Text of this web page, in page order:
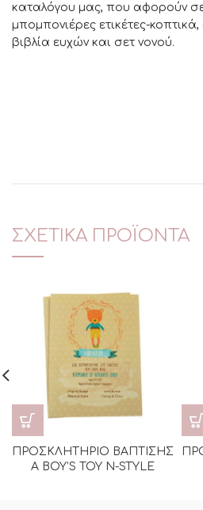
καταλόγου μας, που αφορούν
μπομπονιέρες ετικέτες-
βιβλία ευχών και σετ νονού.
ΣΧΕΤΙΚΆ ΠΡΟΪΌΝΤΑ
ΠΡΟΣΚΛΗΤΗΡΙΟ ΒΑΠΤΙΣΗΣ
A BOY’S TOY N-STYLE